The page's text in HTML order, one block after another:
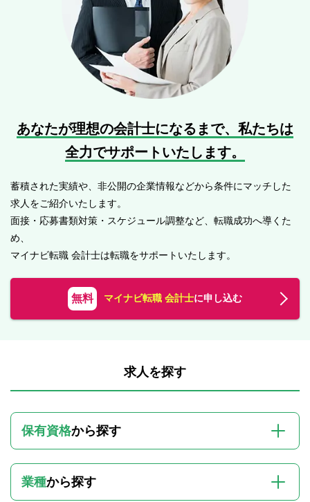
あなたが理想の会計士になるまで、 私たちは
全力でサポートいたします。
蓄積された実績や、非公開の企業情報などから条件にマッチした
求人をご紹介いたします。
面接・応募書類対策・スケジュール調整など、転職成功へ導くた
め、
マイナビ転職 会計士は転職をサポートいたします。
無料 マイナビ転職 会計士に申し込む
求人を探す
保有資格から探す
業種から探す